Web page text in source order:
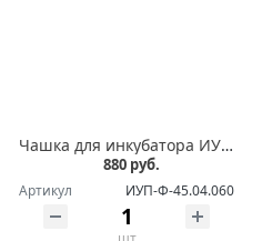
Чашка для инкубатора ИУП-Ф-45
880 руб.
Артикул ИУП-Ф-45.04.060